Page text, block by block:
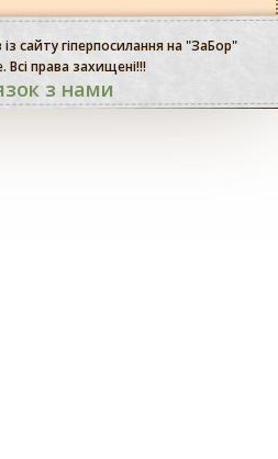
сайту гіперпосилання на "ЗаБор"
Всі права захищені!!!
з нами